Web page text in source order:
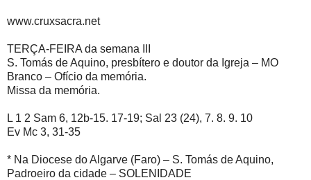
www.cruxsacra.net
TERÇA-FEIRA da semana III
S. Tomás de Aquino, presbítero e doutor da Igreja – MO
Branco – Ofício da memória.
Missa da memória.
L 1 2 Sam 6, 12b-15. 17-19; Sal 23 (24), 7. 8. 9. 10
Ev Mc 3, 31-35
* Na Diocese do Algarve (Faro) – S. Tomás de Aquino,
Padroeiro da cidade – SOLENIDADE